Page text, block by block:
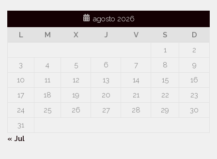
agosto 2026
L
M X J V S
D
1
2
3
4 5 6 7 8
9
10
11 12 13 14 15
16
17
18 19 20 21 22
23
24
25 26 27 28 29
30
31
« Jul